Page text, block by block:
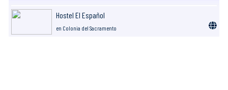
Hostel El Español
en Colonia del Sacramento